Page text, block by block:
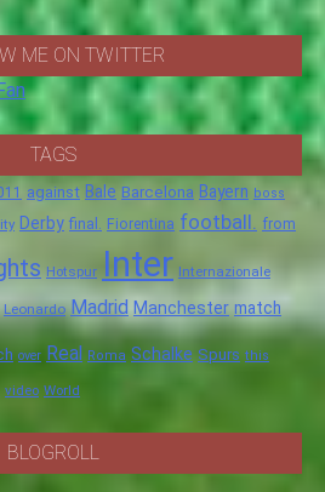
ME ON TWITTER
TAGS
against Bale Barcelona Bayern boss
Derby final. Fiorentina football. from
Hotspur Inter Internazionale
Leonardo Madrid Manchester match
over Real Roma Schalke Spurs this
video World
BLOGROLL